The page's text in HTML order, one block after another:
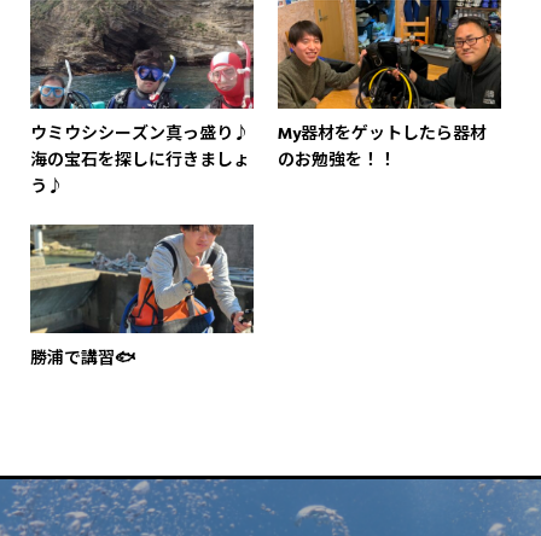
ウミウシシーズン真っ盛り♪
海の宝石を探しに行きましょ
う♪
My器材をゲットしたら器材
のお勉強を！！
勝浦で講習🐟